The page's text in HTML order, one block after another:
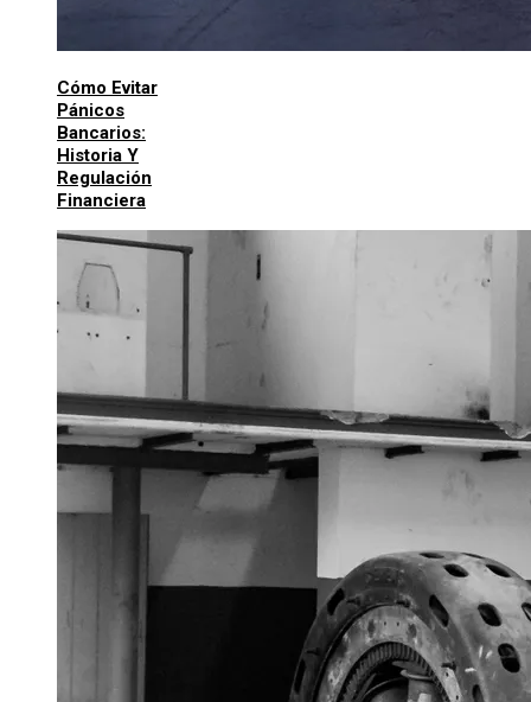
Cómo Evitar
Pánicos
Bancarios:
Historia Y
Regulación
Financiera